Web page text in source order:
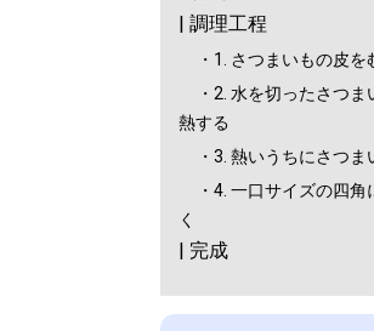
| 調理工程
・1. さつまいもの皮
・2. 水を切ったさつ
熱する
・3. 熱いうちにさつ
・4. 一口サイズの四
く
| 完成